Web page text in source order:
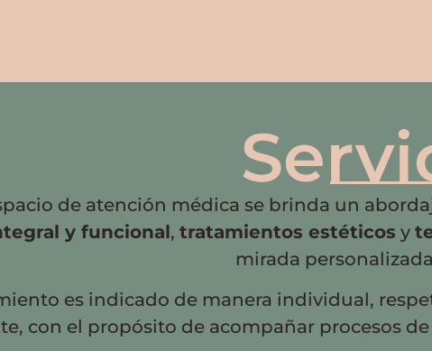
de atención médica se brinda un
y funcional , tratamientos estéticos y
mirada
es indicado de manera individual,
con el propósito de acompañar procesos